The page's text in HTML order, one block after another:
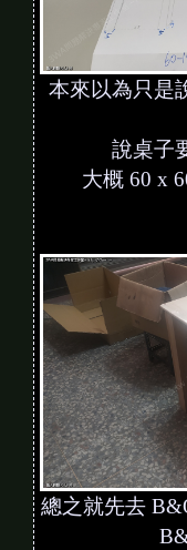
本來以為只是
說桌子
大概 60 x
總之就先去